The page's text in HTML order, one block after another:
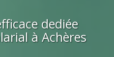
dediée
à Achères